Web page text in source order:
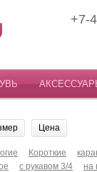
+7-
Цена
Короткие
с рукавом 3/4
на